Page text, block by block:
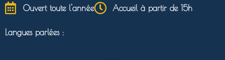
Ouvert toute l'année Accueil à partir de 15h
Langues parlées :